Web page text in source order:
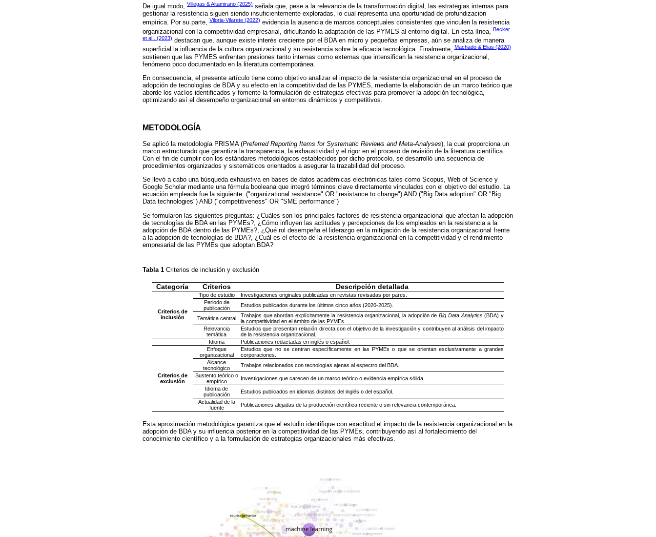
De igual modo, Villegas & Altamirano (2025) señala que, pese a la relevancia de la transformación digital, las estrategias internas para
gestionar la resistencia siguen siendo insuficientemente exploradas, lo cual representa una oportunidad de profundización
empírica. Por su parte, Viloria-Vilarete (2022) evidencia la ausencia de marcos conceptuales consistentes que vinculen la resistencia
organizacional con la competitividad empresarial, dificultando la adaptación de las PYMES al entorno digital. En esta línea,
Becker
et al., (2023) destacan que, aunque existe interés creciente por el BDA en micro y pequeñas empresas, aún se analiza de manera
superficial la influencia de la cultura organizacional y su resistencia sobre la eficacia tecnológica. Finalmente, Machado & Elias (2020)
sostienen que las PYMES enfrentan presiones tanto internas como externas que intensifican la resistencia organizacional,
fenómeno poco documentado en la literatura contemporánea.
En consecuencia, el presente artículo tiene como objetivo analizar el impacto de la resistencia organizacional en el proceso de
adopción de tecnologías de BDA y su efecto en la competitividad de las PYMES, mediante la elaboración de un marco teórico que
aborde los vacíos identificados y fomente la formulación de estrategias efectivas para promover la adopción tecnológica,
optimizando así el desempeño organizacional en entornos dinámicos y competitivos.
METODOLOGÍA
Se aplicó la metodología PRISMA (Preferred Reporting Items for Systematic Reviews and Meta-Analyses), la cual proporciona un
marco estructurado que garantiza la transparencia, la exhaustividad y el rigor en el proceso de revisión de la literatura científica.
Con el fin de cumplir con los estándares metodológicos establecidos por dicho protocolo, se desarrolló una secuencia de
procedimientos organizados y sistemáticos orientados a asegurar la trazabilidad del proceso.
Se llevó a cabo una búsqueda exhaustiva en bases de datos académicas electrónicas tales como Scopus, Web of Science y
Google Scholar mediante una fórmula booleana que integró términos clave directamente vinculados con el objetivo del estudio. La
ecuación empleada fue la siguiente: ("organizational resistance" OR "resistance to change") AND ("Big Data adoption" OR "Big
Data technologies") AND ("competitiveness" OR "SME performance")
Se formularon las siguientes preguntas: ¿Cuáles son los principales factores de resistencia organizacional que afectan la adopción
de tecnologías de BDA en las PYMEs?, ¿Cómo influyen las actitudes y percepciones de los empleados en la resistencia a la
adopción de BDA dentro de las PYMEs?, ¿Qué rol desempeña el liderazgo en la mitigación de la resistencia organizacional frente
a la adopción de tecnologías de BDA?, ¿Cuál es el efecto de la resistencia organizacional en la competitividad y el rendimiento
empresarial de las PYMEs que adoptan BDA?
Tabla 1 Criterios de inclusión y exclusión
Categoría Criterios Descripción detallada
Criterios de
inclusión
Tipo de estudio
Investigaciones originales publicadas en revistas revisadas por pares.
Periodo de
publicación
Estudios publicados durante los últimos cinco años (2020-2025).
Temática central Trabajos que abordan explícitamente la resistencia organizacional, la adopción deBig Data Analytics(BDA) y
la competitividad en el ámbito de las PYMEs.
Relevancia
temática
Estudios que presentan relación directa con el objetivo de la investigación y contribuyen al análisis del impacto
de la resistencia organizacional.
Idioma
Publicaciones redactadas en inglés o español.
Criterios de
exclusión
Enfoque
organizacional
Estudios que no se centran específicamente en las PYMEs o que se orientan exclusivamente a grandes
corporaciones.
Alcance
tecnológico
Trabajos relacionados con tecnologías ajenas al espectro del BDA.
Sustento teórico o
empírico
Investigaciones que carecen de un marco teórico o evidencia empírica sólida.
Idioma de
publicación
Estudios publicados en idiomas distintos del inglés o del español.
Actualidad de la
fuente
Publicaciones alejadas de la producción científica reciente o sin relevancia contemporánea.
Esta aproximación metodológica garantiza que el estudio identifique con exactitud el impacto de la resistencia organizacional en la
adopción de BDA y su influencia posterior en la competitividad de las PYMEs, contribuyendo así al fortalecimiento del
conocimiento científico y a la formulación de estrategias organizacionales más efectivas.